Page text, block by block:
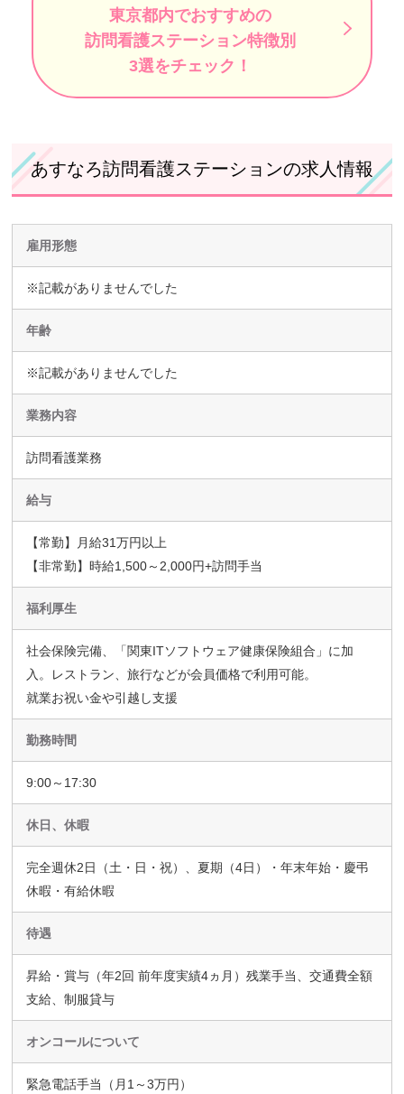
東京都内でおすすめの
訪問看護ステーション特徴別
3選をチェック！
あすなろ訪問看護ステーションの求人情報
雇用形態
※記載がありませんでした
年齢
※記載がありませんでした
業務内容
訪問看護業務
給与
【常勤】月給31万円以上
【非常勤】時給1,500～2,000円+訪問手当
福利厚生
社会保険完備、「関東ITソフトウェア健康保険組合」に加
入。レストラン、旅行などが会員価格で利用可能。
就業お祝い金や引越し支援
勤務時間
9:00～17:30
休日、休暇
完全週休2日（土・日・祝）、夏期（4日）・年末年始・慶弔
休暇・有給休暇
待遇
昇給・賞与（年2回 前年度実績4ヵ月）残業手当、交通費全額
支給、制服貸与
オンコールについて
緊急電話手当（月1～3万円）